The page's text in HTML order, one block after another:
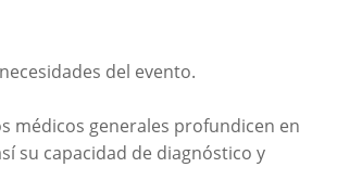
del evento.
médicos generales profundicen en
su capacidad de diagnóstico y